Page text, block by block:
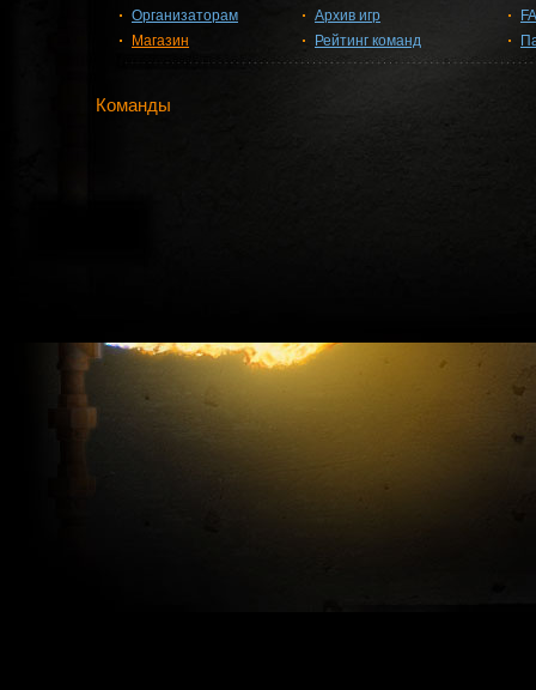
Организаторам
Магазин
Архив игр
Рейтинг команд
Команды